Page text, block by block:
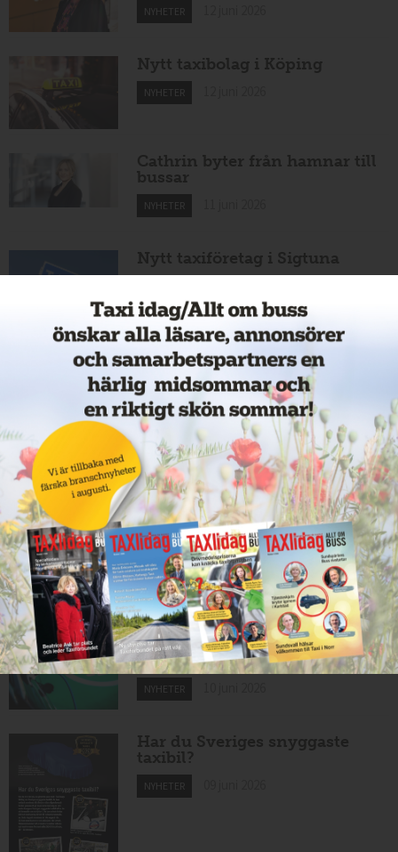
NYHETER
Nytt taxibolag i Köping
NYHETER
Cathrin byter från hamnar till
bussar
NYHETER
Nytt taxiföretag i Sigtuna
Nytt taxibolag i Borlänge
NYHETER 11 juni 2026
Taxibommar fick inte avsedd
effekt vid Lund C
NYHETER 10 juni 2026
Nytt taxibolag i Borlänge
NYHETER 10 juni 2026
Mexikansk elbil för 80 000
kronor ny på marknaden
NYHETER
Har du Sveriges snyggaste
taxibil?
NYHETER